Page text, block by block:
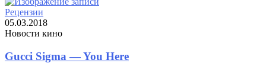
Рецензии
05.03.2018
Новости кино
Gucci Sigma — You Here